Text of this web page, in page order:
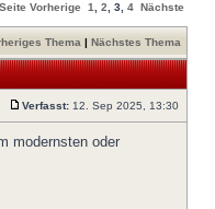
Vorherige 1 2 3 4 Nächste
Thema | Nächstes Thema
Verfasst: 12. Sep 2025, 13:30
modernsten oder